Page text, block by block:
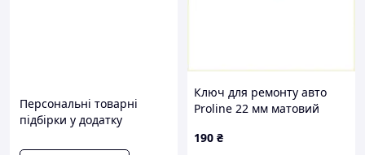
Персональні товарні
підбірки у додатку
Ключ для ремонту авто
Proline 22 мм матовий
190 ₴